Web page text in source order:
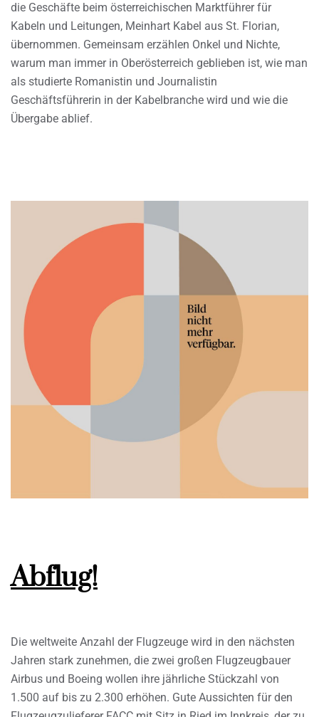
die Geschäfte beim österreichischen Marktführer für
Kabeln und Leitungen, Meinhart Kabel aus St. Florian,
übernommen. Gemeinsam erzählen Onkel und Nichte,
warum man immer in Oberösterreich geblieben ist, wie man
als studierte Romanistin und Journalistin
Geschäftsführerin in der Kabelbranche wird und wie die
Übergabe ablief.
Abflug!
Die weltweite Anzahl der Flugzeuge wird in den nächsten
Jahren stark zunehmen, die zwei großen Flugzeugbauer
Airbus und Boeing wollen ihre jährliche Stückzahl von
1.500 auf bis zu 2.300 erhöhen. Gute Aussichten für den